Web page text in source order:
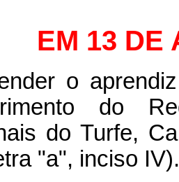
EM 13 DE
o
do
do Turfe,
"a", inciso IV).